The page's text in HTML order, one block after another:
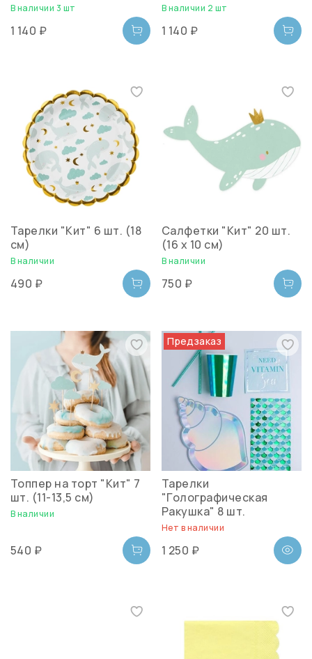
В наличии 3 шт
1 140 ₽
В наличии 2 шт
1 140 ₽
Тарелки "Кит" 6 шт. (18
см)
В наличии
490 ₽
Салфетки "Кит" 20 шт.
(16 х 10 см)
В наличии
750 ₽
Топпер на торт "Кит" 7
шт. (11-13,5 см)
В наличии
540 ₽
Предзаказ
Тарелки
"Голографическая
Ракушка" 8 шт.
Нет в наличии
1 250 ₽